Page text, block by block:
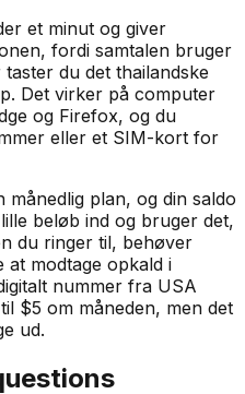
et minut og giver
fordi samtalen bruger
du det thailandske
Det virker på computer
og Firefox, og du
eller et SIM-kort for
plan, og din saldo
beløb ind og bruger det,
du ringer til, behøver
at modtage opkald i
nummer fra USA
$5 om måneden, men det
ud.